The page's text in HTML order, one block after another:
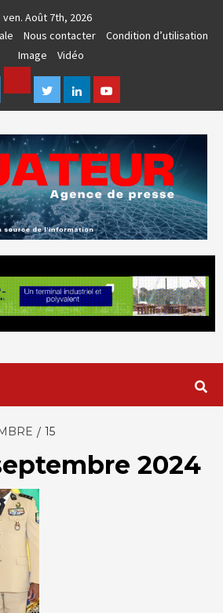
ven. Août 7th, 2026
Nous contacter
Condition d’utilisation
Image
Vidéo
Facebook
TwitterLinkedinYoutube
15
2024